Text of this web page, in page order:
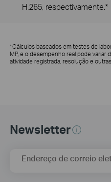
H.265, respectivamente.*
*Cálculos baseados em testes de
MP, e o desempenho real pode variar
atividade registrada, resolução e outras
Newsletter
Endereço de correio